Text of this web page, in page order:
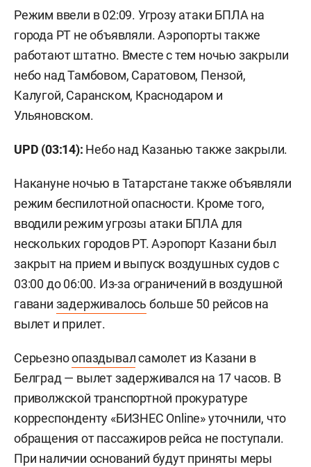
Режим ввели в 02:09. Угрозу атаки БПЛА на
города РТ не объявляли. Аэропорты также
работают штатно. Вместе с тем ночью закрыли
небо над Тамбовом, Саратовом, Пензой,
Калугой, Саранском, Краснодаром и
Ульяновском.
UPD (03:14): Небо над Казанью также закрыли.
Накануне ночью в Татарстане также объявляли
режим беспилотной опасности. Кроме того,
вводили режим угрозы атаки БПЛА для
нескольких городов РТ. Аэропорт Казани был
закрыт на прием и выпуск воздушных судов с
03:00 до 06:00. Из-за ограничений в воздушной
гавани задерживалось больше 50 рейсов на
вылет и прилет.
Серьезноопаздывалсамолет из Казани в
Белград — вылет задерживался на 17 часов. В
приволжской транспортной прокуратуре
корреспонденту «БИЗНЕС Online» уточнили, что
обращения от пассажиров рейса не поступали.
При наличии оснований будут приняты меры